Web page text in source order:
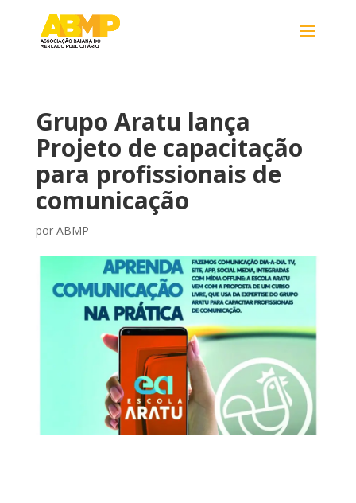
Grupo Aratu lança
Projeto de capacitação
para profissionais de
comunicação
por ABMP